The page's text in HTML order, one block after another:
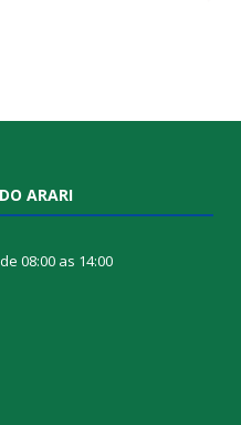
ARARI
08:00 as 14:00